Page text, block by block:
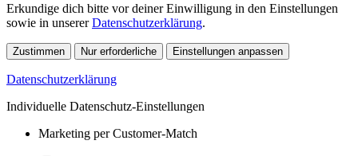
Erkundige dich bitte vor deiner Einwilligung in den Einstellungen
sowie in unsererDatenschutzerklärung.
Zustimmen Nur erforderliche Einstellungen anpassen
Datenschutzerklärung
Individuelle Datenschutz-Einstellungen
Marketing per Customer-Match